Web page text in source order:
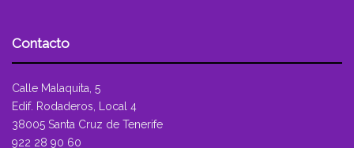
Contacto
Calle Malaquita, 5
Edif. Rodaderos, Local 4
38005 Santa Cruz de Tenerife
922 28 90 60